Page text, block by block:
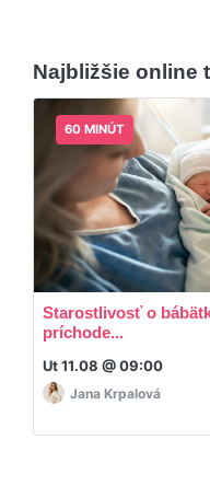
dispozícií.
Najbližšie online
60 MINÚT
Starostlivosť o
príchode...
Ut 11.08 @ 09:00
Jana Krpalová